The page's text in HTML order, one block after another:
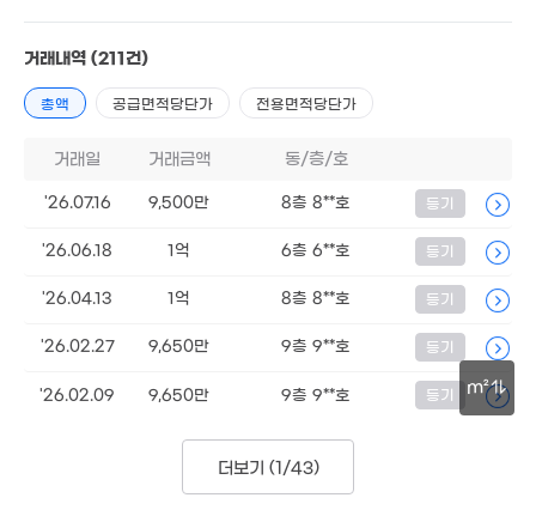
9,200만
1.05억
100m²
m²
거래내역 (211건)
총액 공급면적당단가 전용면적당단가
거래일 거래금액 동/층/호
'26.07.16 9,500만 8층 8**호 등기
'26.06.18 1억 6층 6**호 등기
'26.04.13 1억 8층 8**호 등기
'26.02.27 9,650만 9층 9**호 등기
'26.02.09 9,650만 9층 9**호 등기
더보기 (1/43)